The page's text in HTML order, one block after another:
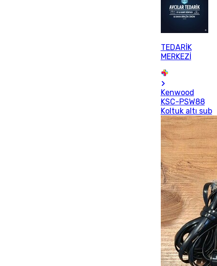
TEDARİK
MERKEZİ
Kenwood
KSC-PSW88
Koltuk altı sub